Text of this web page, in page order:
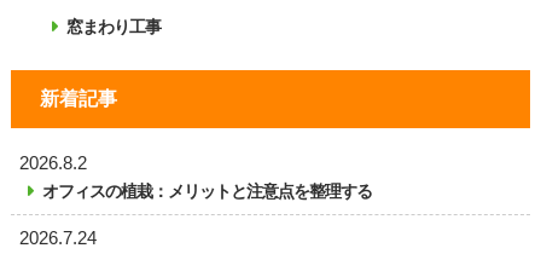
窓まわり工事
新着記事
2026.8.2
オフィスの植栽：メリットと注意点を整理する
2026.7.24